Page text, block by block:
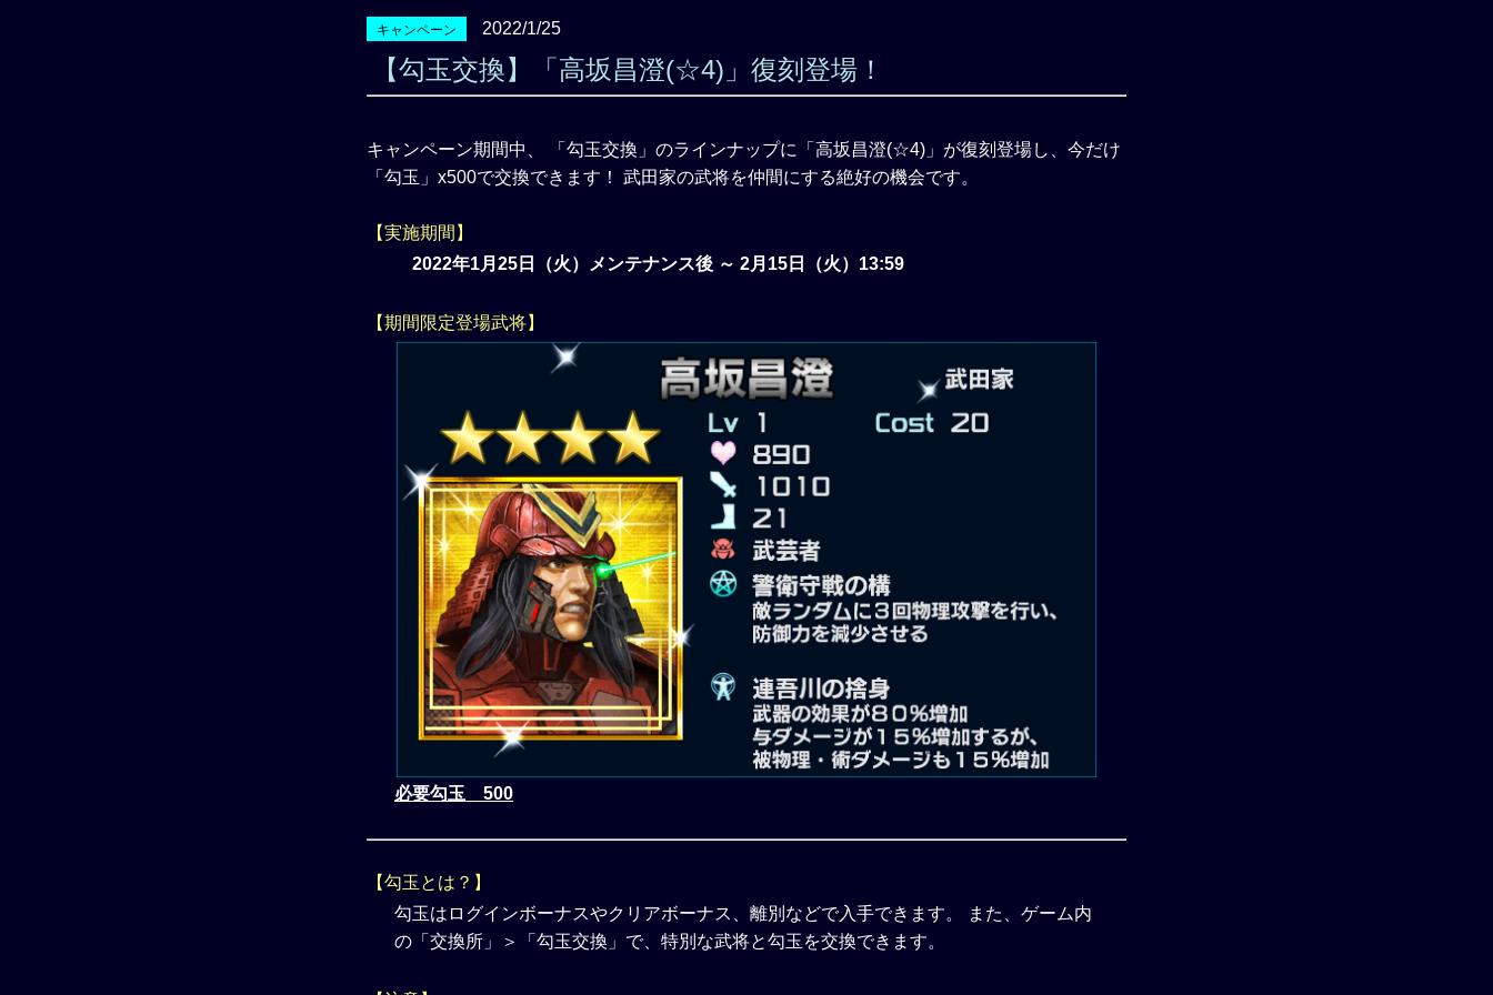
キャンペーン 2022/1/25
【勾玉交換】「高坂昌澄(☆4)」復刻登場！
キャンペーン期間中、 「勾玉交換」のラインナップに「高坂昌澄(☆4)」が復刻登場し、今だけ
「勾玉」x500で交換できます！ 武田家の武将を仲間にする絶好の機会です。
【実施期間】
2022年1月25日（火）メンテナンス後 ～ 2月15日（火）13:59
【期間限定登場武将】
必要勾玉 500
【勾玉とは？】
勾玉はログインボーナスやクリアボーナス、離別などで入手できます。 また、ゲーム内
の「交換所」＞「勾玉交換」で、特別な武将と勾玉を交換できます。